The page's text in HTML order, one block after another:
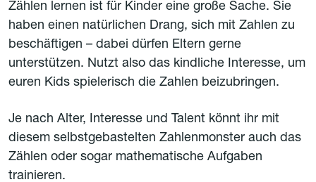
Zählen lernen ist für Kinder eine große Sache. Sie
haben einen natürlichen Drang, sich mit Zahlen zu
beschäftigen – dabei dürfen Eltern gerne
unterstützen. Nutzt also das kindliche Interesse, um
euren Kids spielerisch die Zahlen beizubringen.
Je nach Alter, Interesse und Talent könnt ihr mit
diesem selbstgebastelten Zahlenmonster auch das
Zählen oder sogar mathematische Aufgaben
trainieren.